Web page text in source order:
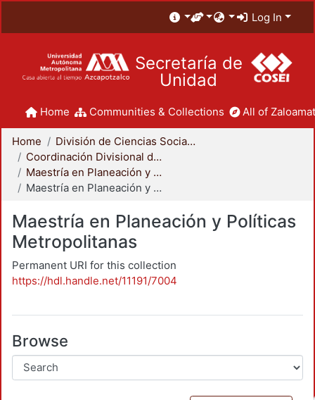
Log In
Secretaría de
Unidad
Home Communities & Collections All of
Home
División de Ciencias Sociales y Humanidades
Coordinación Divisional de Posgrado
Maestría en Planeación y Políticas Metropolitanas
Maestría en Planeación y Políticas Metropolitanas
Maestría en Planeación y Políticas
Metropolitanas
Permanent URI for this collection
https://hdl.handle.net/11191/7004
Browse